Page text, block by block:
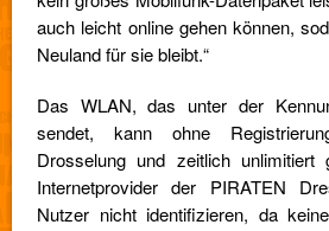
auch leicht online gehen können,
Neuland für sie bleibt.“
Das WLAN, das unter der
sendet, kann ohne
Drosselung und zeitlich unlimitiert
Internetprovider der PIRATEN
Nutzer nicht identifizieren, da